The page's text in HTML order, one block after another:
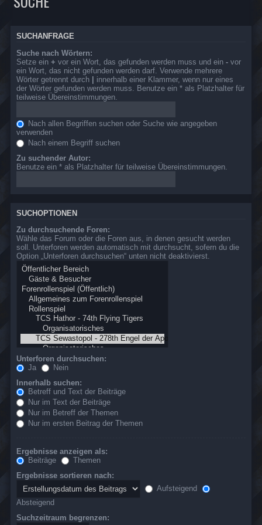
SUCHANFRAGE
Suche nach Wörtern:
Setze ein + vor ein Wort, das gefunden werden muss und ein - vor
ein Wort, das nicht gefunden werden darf. Verwende mehrere
Wörter getrennt durch | innerhalb einer Klammer, wenn nur eines
der Wörter gefunden werden muss. Benutze ein * als Platzhalter für
teilweise Übereinstimmungen.
Nach allen Begriffen suchen oder Suche wie angegeben
verwenden
Nach einem Begriff suchen
Zu suchender Autor:
Benutze ein * als Platzhalter für teilweise Übereinstimmungen.
SUCHOPTIONEN
Zu durchsuchende Foren:
Wähle das Forum oder die Foren aus, in denen gesucht werden
soll. Unterforen werden automatisch mit durchsucht, sofern du die
Option „Unterforen durchsuchen“ unten nicht deaktivierst.
Unterforen durchsuchen:
Ja
Nein
Innerhalb suchen:
Betreff und Text der Beiträge
Nur im Text der Beiträge
Nur im Betreff der Themen
Nur im ersten Beitrag der Themen
Ergebnisse anzeigen als:
Beiträge
Themen
Ergebnisse sortieren nach:
Aufsteigend
Absteigend
Suchzeitraum begrenzen: